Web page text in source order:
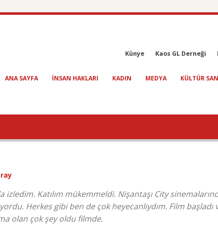
Künye Kaos GL Derneği
ANA SAYFA INSAN HAKLARI KADIN MEDYA KÜLTÜR
izledim. Katılım mükemmeldi. Nişantaşı City
Herkes gibi ben de çok heyecanlıydım. Film
olan çok şey oldu filmde.